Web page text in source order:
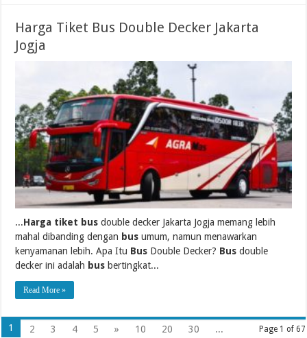
Harga Tiket Bus Double Decker Jakarta
Jogja
...Harga tiket bus double decker Jakarta Jogja memang lebih
mahal dibanding dengan bus umum, namun menawarkan
kenyamanan lebih. Apa Itu Bus Double Decker? Bus double
decker ini adalah bus bertingkat...
Read More »
Page 1 of 67
1 2 3 4 5 » 10 20 30
...